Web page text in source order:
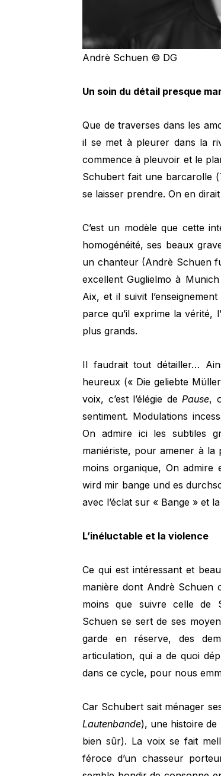
Andrè Schuen © DG
Un soin du détail presque
Que de traverses dans les
il se met à pleurer dans la
commence à pleuvoir et le
Schubert fait une barcarolle (
se laisser prendre. On en
C’est un modèle que cette
homogénéité, ses beaux
un chanteur (Andrè Schuen
excellent Guglielmo à
Aix, et il suivit
parce qu’il exprime la vérité,
plus grands.
Il faudrait tout détailler…
heureux (« Die geliebte
voix, c’est l’élégie dePause,
sentiment. Modulations
On admire ici les subtiles
maniériste, pour amener à
moins organique, On
wird mir bange und es
avec l’éclat sur « Bange » et
L’inéluctable et la violence
Ce qui est intéressant et
manière dont Andrè Schuen
moins que suivre celle de
Schuen se sert de ses
garde en réserve, des
articulation, qui a de quoi
dans ce cycle, pour nous
Car Schubert sait ménager
Lautenbande), une histoire
bien sûr). La voix se fait
féroce d’un chasseur